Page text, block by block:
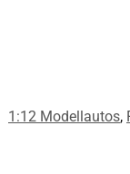
1:12 Modellautos,